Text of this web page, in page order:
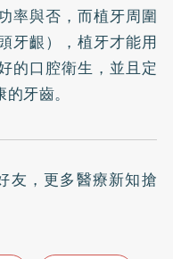
率與否，而植牙周圍
牙齦），植牙才能用
的口腔衛生，並且定
牙齒。
友 ，更多醫療新知搶